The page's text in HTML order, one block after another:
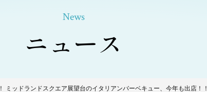
News
ニュース
ミッドランドスクエア展望台のイタリアンバーベキュー、今年も出店